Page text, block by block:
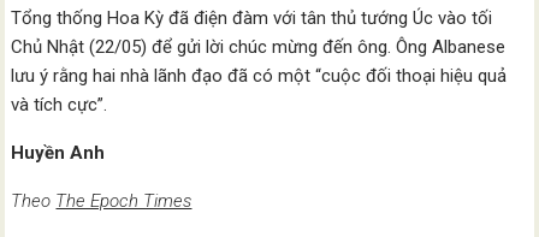
Tổng thống Hoa Kỳ đã điện đàm với tân thủ tướng Úc vào tối
Chủ Nhật (22/05) để gửi lời chúc mừng đến ông. Ông Albanese
lưu ý rằng hai nhà lãnh đạo đã có một “cuộc đối thoại hiệu quả
và tích cực”.
Huyền Anh
Theo The Epoch Times